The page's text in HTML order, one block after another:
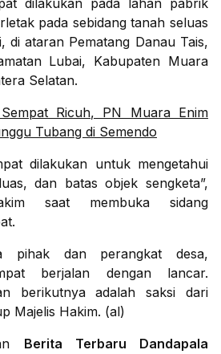
dilakukan pada lahan pabrik
pada sebidang tanah seluas
di ataran Pematang Danau Tais,
Lubai, Kabupaten Muara
Selatan.
Ricuh, PN Muara Enim
Tubang di Semendo
dilakukan untuk mengetahui
dan batas objek sengketa”,
saat membuka sidang
pihak dan perangkat desa,
berjalan dengan lancar.
berikutnya adalah saksi dari
Majelis Hakim. (al)
Berita Terbaru Dandapala